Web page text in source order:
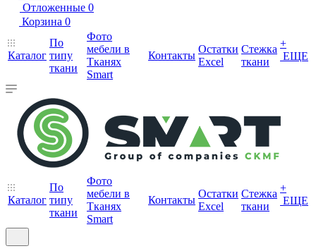
Отложенные 0
Корзина 0
Каталог
По
типу
ткани
Фото
мебели в
Тканях
Smart
Контакты
Остатки
Excel
Стежка
ткани
+
ЕЩЕ
Каталог
По
типу
ткани
Фото
мебели в
Тканях
Smart
Контакты
Остатки
Excel
Стежка
ткани
+
ЕЩЕ